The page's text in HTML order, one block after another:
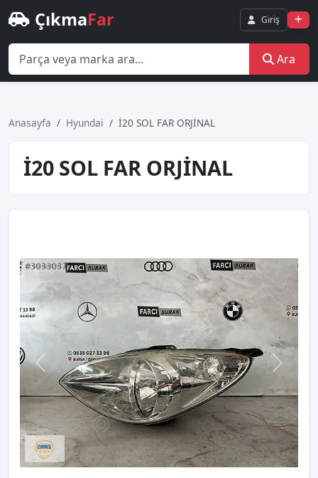
ÇıkmaFar Giriş
Ara
Anasayfa Hyundai İ20 SOL FAR ORJİNAL
İ20 SOL FAR ORJİNAL